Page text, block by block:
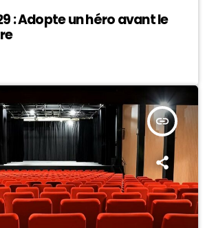
: Adopte un héro avant le
insert_link